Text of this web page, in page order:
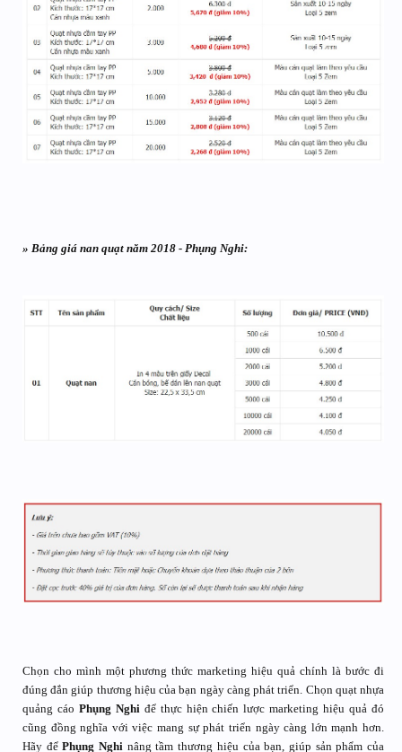
» Bảng giá nan quạt năm 2018 - Phụng Nghi:
Chọn cho mình một phương thức marketing hiệu quả chính là bước đi
đúng đắn giúp thương hiệu của bạn ngày càng phát triển. Chọn quạt nhựa
quảng cáo Phụng Nghi để thực hiện chiến lược marketing hiệu quả đó
cũng đồng nghĩa với việc mang sự phát triển ngày càng lớn mạnh hơn.
Hãy đểPhụng Nghi nâng tầm thương hiệu của bạn, giúp sản phẩm của